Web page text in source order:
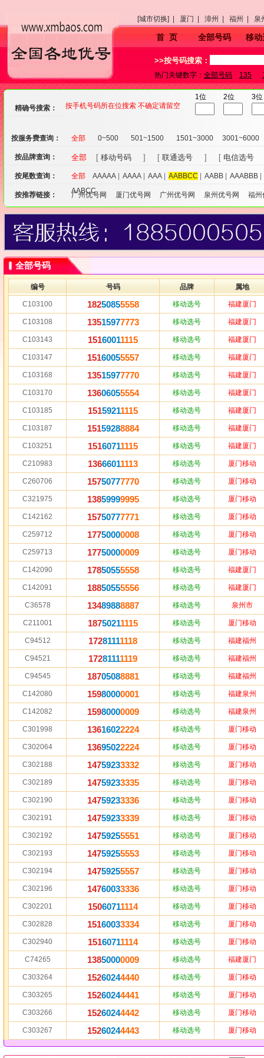
[城市切换] | 厦门 | 漳州 | 福州 |
首 页 全部号码 移动
>>按号码搜索：
热门关键数字： 全部号码 135
精确号搜索： 按手机号码所在位搜索 不确定请留空
1位 2位 3位
按服务费查询： 全部 0~500 501~1500 1501~3000 3001~6000
按品牌查询： 全部 [ 移动号码 ] [ 联通选号 ] [ 电信选号
按尾数查询： 全部 AAAAA AAAA AAA AABBCC AABB AAABBB
AABCC
按推荐链接： 广州优号网 厦门优号网 广州优号网 泉州优号网 福州
全部号码
编号 号码 品牌 属地
C103100 18250855558 移动选号 福建厦门
C103108 13515977773 移动选号 福建厦门
C103143 15160011115 移动选号 福建厦门
C103147 15160055557 移动选号 福建厦门
C103168 13515977770 移动选号 福建厦门
C103170 13606055554 移动选号 福建厦门
C103185 15159211115 移动选号 福建厦门
C103187 15159288884 移动选号 福建厦门
C103251 15160711115 移动选号 福建厦门
C210983 13666011113 移动选号 厦门移动
C260706 15750777770 移动选号 厦门移动
C321975 13859999995 移动选号 厦门移动
C142162 15750777771 移动选号 厦门移动
C259712 17750000008 移动选号 厦门移动
C259713 17750000009 移动选号 厦门移动
C142090 17850555558 移动选号 福建厦门
C142091 18850555556 移动选号 福建厦门
C36578 13489888887 移动选号 泉州市
C211001 18750211115 移动选号 厦门移动
C94512 17281111118 移动选号 福建福州
C94521 17281111119 移动选号 福建福州
C94545 18705088881 移动选号 福建福州
C142080 15980000001 移动选号 福建泉州
C142082 15980000009 移动选号 福建泉州
C301998 13616022224 移动选号 厦门移动
C302064 13695022224 移动选号 厦门移动
C302188 14759233332 移动选号 厦门移动
C302189 14759233335 移动选号 厦门移动
C302190 14759233336 移动选号 厦门移动
C302191 14759233339 移动选号 厦门移动
C302192 14759255551 移动选号 厦门移动
C302193 14759255553 移动选号 厦门移动
C302194 14759255557 移动选号 厦门移动
C302196 14760033336 移动选号 厦门移动
C302201 15060711114 移动选号 厦门移动
C302828 15160033334 移动选号 厦门移动
C302940 15160711114 移动选号 厦门移动
C74265 13850000009 移动选号 福建厦门
C303264 15260244440 移动选号 厦门移动
C303265 15260244441 移动选号 厦门移动
C303266 15260244442 移动选号 厦门移动
C303267 15260244443 移动选号 厦门移动